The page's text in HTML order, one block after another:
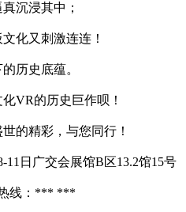
沉浸其中；
化又刺激连连！
历史底蕴。
VR的历史巨作呗！
的精彩，与您同行！
11日广交会展馆B区13.2馆15号
线：*** ***